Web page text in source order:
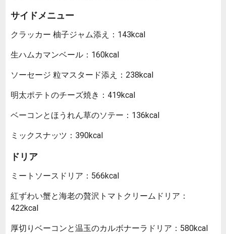
サイドメニュー
クラッカー 柚子ジャム添え：143kcal
生ハムカマンベール：160kcal
ソーセージ 粒マスタード添え：238kcal
明太ポテトのチーズ焼き：419kcal
ベーコンとほうれん草のソテー：136kcal
ミックスナッツ：390kcal
ドリア
ミートソースドリア：566kcal
紅ずわい蟹と海老の贅沢トマトクリームドリア：
422kcal
厚切りベーコンと温玉のカルボナーラドリア：580kcal